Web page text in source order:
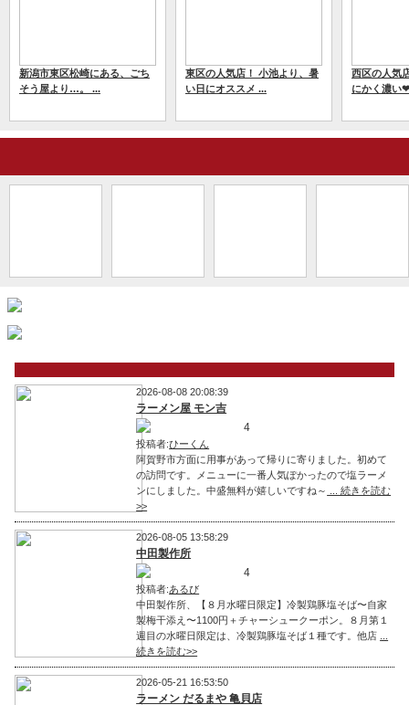
新潟市東区松崎にある、ごち
そう屋より…。 ...
東区の人気店！ 小池より、暑
い日にオススメ ...
西区の人気
にかく濃い
2026-08-08 20:08:39
ラーメン屋 モン吉
4
投稿者:ひーくん
阿賀野市方面に用事があって帰りに寄りました。初めて
の訪問です。メニューに一番人気ぽかったので塩ラーメ
ンにしました。中盛無料が嬉しいですね～
... 続きを読む
>>
2026-08-05 13:58:29
中田製作所
4
投稿者:あるび
中田製作所、【８月水曜日限定】冷製鶏豚塩そば〜自家
製梅干添え〜1100円＋チャーシュークーポン。８月第１
週目の水曜日限定は、冷製鶏豚塩そば１種です。他店
続きを読む>>
2026-05-21 16:53:50
ラーメン だるまや 亀貝店